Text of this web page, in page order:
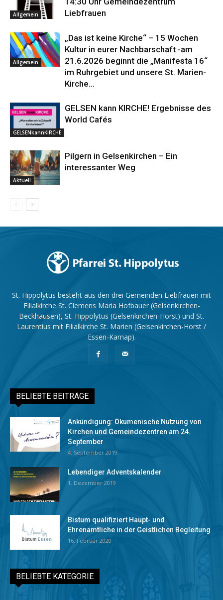
Allgemein
Liebfrauen
Allgemein
„Das ist keine Kirche“ – 15 Wochen
Kultur in eurer Nachbarschaft -am
21.6.2026 beginnt die „Manifesta 16“
im Ruhrgebiet und unsere St. Marien-
Kirche...
GELSENkannKIRCHE
GELSEN kann KIRCHE! Ergebnisse des
World Cafés
Aktuell
Pilgern in Gelsenkirchen – Ein
interessanter Weg
St. Hippolytus besteht aus den drei Gemeinden Liebfrauen mit
Filialkirche St. Clemens Maria Hofbauer (Gelsenkirchen-
Beckhausen), St. Hippolytus (Gelsenkirchen-Horst) und St.
Laurentius mit Filialkirche St. Marien (Gelsenkirchen-Horst /
Essen-Karnap).
BELIEBTE BEITRÄGE
Ankündigung: Ökumenische Nutzung von
Kirchen und Gemeindezentren am 24.
September
4. September 2019
Lebendiger Adventskalender
1. Dezember 2019
Bistum qualifiziert Haupt- und
Ehrenamtliche in der Geistlichen Begleitung
16. Februar 2020
BELIEBTE KATEGORIE